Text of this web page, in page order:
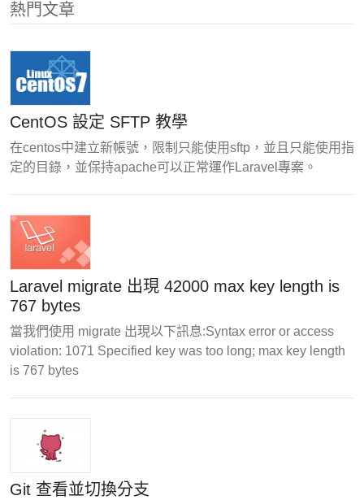
熱門文章
CentOS 設定 SFTP 教學
在centos中建立新帳號，限制只能使用sftp，並且只能使用指
定的目錄，並保持apache可以正常運作Laravel專案。
Laravel migrate 出現 42000 max key length is
767 bytes
當我們使用 migrate 出現以下訊息:Syntax error or access
violation: 1071 Specified key was too long; max key length
is 767 bytes
Git 查看並切換分支